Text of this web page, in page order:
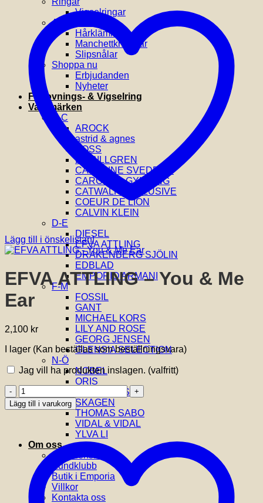
Vigselringar
Accessoarer
Hårklämmor
Manchettknappar
Slipsnålar
Shoppa nu
Erbjudanden
Nyheter
Förlovnings- & Vigselring
Varumärken
A-C
AROCK
astrid & agnes
BOSS
BY BILLGREN
CAROLINE SVEDBOM
CAROLINA GYNNING
CATWALK EXCLUSIVE
COEUR DE LION
CALVIN KLEIN
D-E
DIESEL
EFVA ATTLING
DRAKENBERG SJÖLIN
EDBLAD
EMPORIO ARMANI
F-M
FOSSIL
GANT
MICHAEL KORS
LILY AND ROSE
GEORG JENSEN
GLENSIA SELECTION
N-Ö
NOBEL
ORIS
SIF JAKOBS
SKAGEN
THOMAS SABO
VIDAL & VIDAL
YLVA LI
Om oss
Om Glensia
Kundklubb
Butik i Emporia
Villkor
Kontakta oss
Lägg till i önskelistan!
EFVA ATTLING – You & Me
Ear
2,100 kr
I lager (Kan beställas som beställningsvara)
Jag vill ha produkten inslagen. (valfritt)
EFVA
ATTLING
-
Me
mängd
Lägg till i varukorg